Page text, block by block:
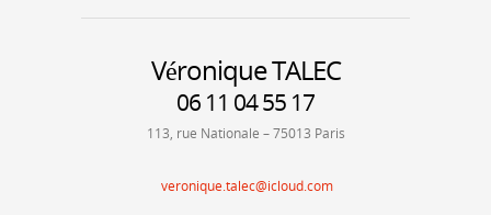
Véronique TALEC
06 11 04 55 17
113, rue Nationale – 75013 Paris
veronique.talec@icloud.com